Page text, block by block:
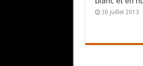
30 juillet 2013